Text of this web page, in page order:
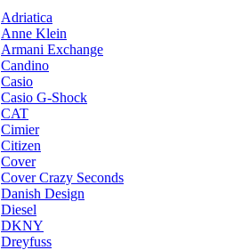
Adriatica
Anne Klein
Armani Exchange
Candino
Casio
Casio G-Shock
CAT
Cimier
Citizen
Cover
Cover Crazy Seconds
Danish Design
Diesel
DKNY
Dreyfuss